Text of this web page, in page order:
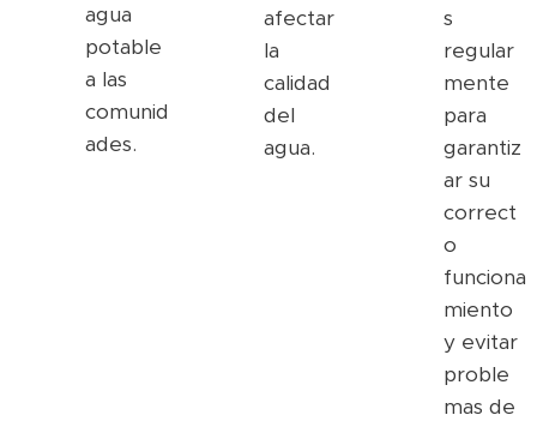
agua
potable
a las
comunid
ades.
afectar
la
calidad
del
agua.
s
regular
mente
para
garantiz
ar su
correct
o
funciona
miento
y evitar
proble
mas de